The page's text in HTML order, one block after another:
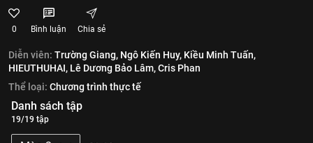
0 Bình luận Chia sẻ
Diễn viên: Trường Giang, Ngô Kiến Huy, Kiều Minh Tuấn,
HIEUTHUHAI, Lê Dương Bảo Lâm,Cris Phan
Thể loại: Chương trình thực tế
Danh sách tập
19/19 tập